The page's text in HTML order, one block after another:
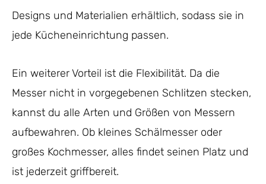
Designs und Materialien erhältlich, sodass sie in
jede Kücheneinrichtung passen.
Ein weiterer Vorteil ist die Flexibilität. Da die
Messer nicht in vorgegebenen Schlitzen stecken,
kannst du alle Arten und Größen von Messern
aufbewahren. Ob kleines Schälmesser oder
großes Kochmesser, alles findet seinen Platz und
ist jederzeit griffbereit.